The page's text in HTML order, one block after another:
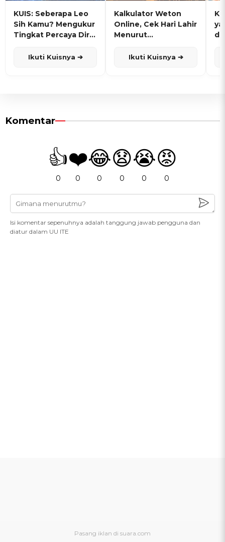
KUIS: Seberapa Leo
Sih Kamu? Mengukur
Tingkat Percaya Diri
Ikuti Kuisnya ➔
Kalkulator Weton
Online, Cek Hari Lahir
Menurut
Ikuti Kuisnya ➔
Komentar
👍
0
❤️
0
😂
0
😧
0
😭
0
😡
0
Isi komentar sepenuhnya adalah tanggung jawab pengguna dan
diatur dalam UU ITE